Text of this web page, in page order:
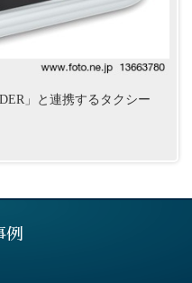
」と連携するタクシー
例